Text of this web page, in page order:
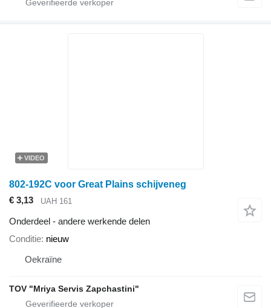
VIDEO
802-192C voor Great Plains schijveneg
€ 3,13
UAH 161
Onderdeel - andere werkende delen
Conditie nieuw
Oekraïne
TOV "Mriya Servis Zapchastini"